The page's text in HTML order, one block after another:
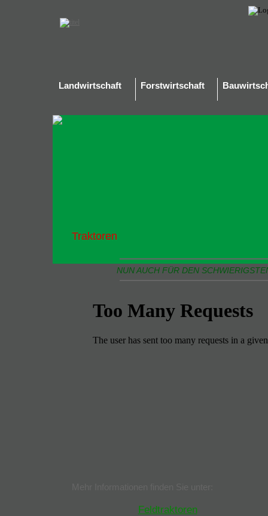
Landwirtschaft Forstwirtschaft
Traktoren
NUN AUCH FÜR DEN
Feldtraktoren